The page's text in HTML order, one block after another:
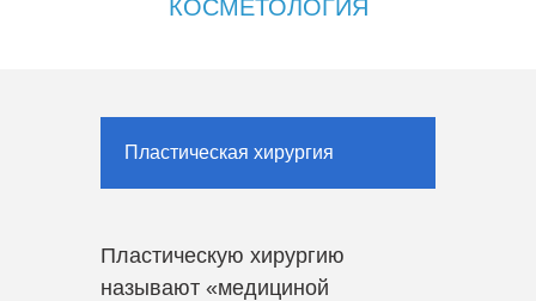
КОСМЕТОЛОГИЯ
Пластическая хирургия
Пластическую хирургию
называют «медициной